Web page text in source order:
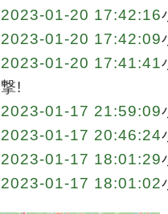
2023-01-20 17:42:16
2023-01-20 17:42:09
2023-01-20 17:41:41
撃!
2023-01-17 21:59:09
2023-01-17 20:46:24
2023-01-17 18:01:29
2023-01-17 18:01:02